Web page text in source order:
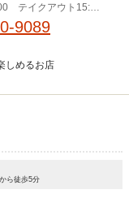
テイクアウト15:00
9089
しめるお店
ら徒歩5分